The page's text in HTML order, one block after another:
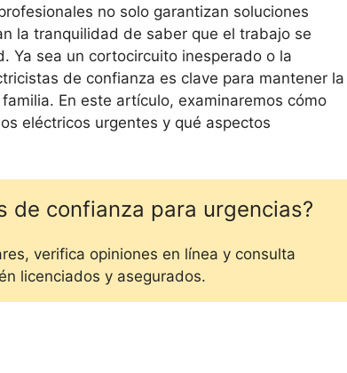
no solo garantizan soluciones
la tranquilidad de saber que el trabajo se
Ya sea un cortocircuito inesperado o la
de confianza es clave para mantener la
En este artículo, examinaremos cómo
eléctricos urgentes y qué aspectos
de confianza para urgencias?
verifica opiniones en línea y consulta
licenciados y asegurados.